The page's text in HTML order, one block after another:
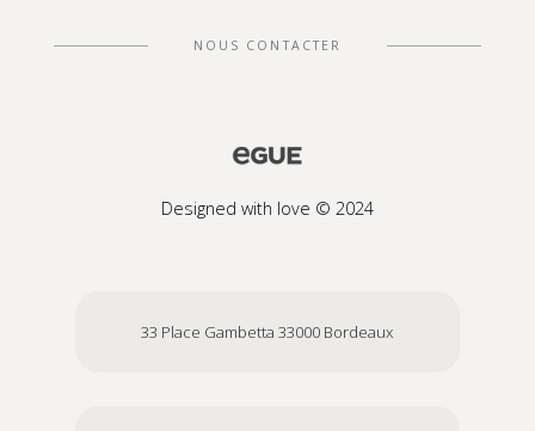
NOUS CONTACTER
Designed with love © 2024
33 Place Gambetta 33000 Bordeaux